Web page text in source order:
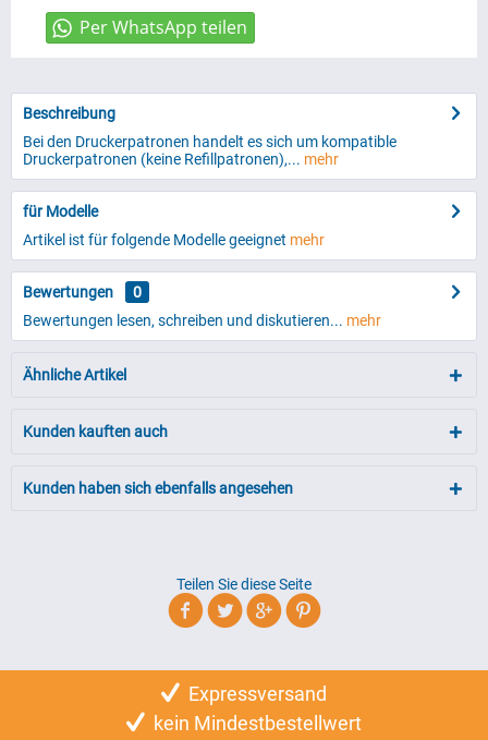
Beschreibung
Bei den Druckerpatronen handelt es sich um kompatible
Druckerpatronen (keine Refillpatronen),... mehr
für Modelle
Artikel ist für folgende Modelle geeignet mehr
Bewertungen
0
Bewertungen lesen, schreiben und diskutieren... mehr
Ähnliche Artikel
Kunden kauften auch
Kunden haben sich ebenfalls angesehen
Teilen Sie diese Seite
Expressversand
kein Mindestbestellwert